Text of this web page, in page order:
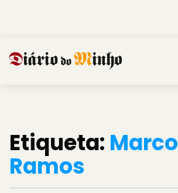
Etiqueta: Marco
Ramos